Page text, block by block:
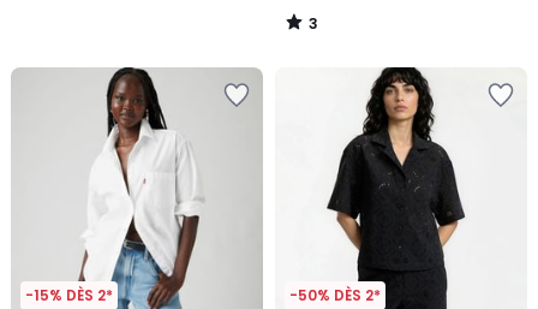
3
/
-15% DÈS 2* -50% DÈS 2*